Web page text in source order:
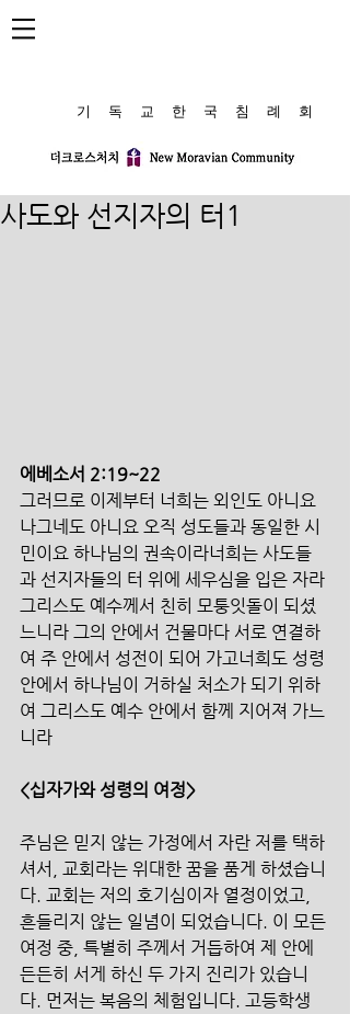
​기 독 교 한 국 침 례 회
사도와 선지자의 터1
에베소서 2:19~22
그러므로 이제부터 너희는 외인도 아니요
나그네도 아니요 오직 성도들과 동일한 시
민이요 하나님의 권속이라너희는 사도들
과 선지자들의 터 위에 세우심을 입은 자라
그리스도 예수께서 친히 모퉁잇돌이 되셨
느니라 그의 안에서 건물마다 서로 연결하
여 주 안에서 성전이 되어 가고너희도 성령
안에서 하나님이 거하실 처소가 되기 위하
여 그리스도 예수 안에서 함께 지어져 가느
니라
<십자가와 성령의 여정>
주님은 믿지 않는 가정에서 자란 저를 택하
셔서, 교회라는 위대한 꿈을 품게 하셨습니
다. 교회는 저의 호기심이자 열정이었고,
흔들리지 않는 일념이 되었습니다. 이 모든
여정 중, 특별히 주께서 거듭하여 제 안에
든든히 서게 하신 두 가지 진리가 있습니
다. 먼저는 복음의 체험입니다. 고등학생